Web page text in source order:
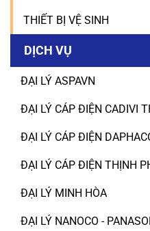
THIẾT BỊ VỆ SINH
DỊCH VỤ
ĐẠI LÝ ASPAVN
ĐẠI LÝ CÁP ĐIỆN CADIVI
ĐẠI LÝ CÁP ĐIỆN
ĐẠI LÝ CÁP ĐIỆN THỊNH
ĐẠI LÝ MINH HÒA
ĐẠI LÝ NANOCO -